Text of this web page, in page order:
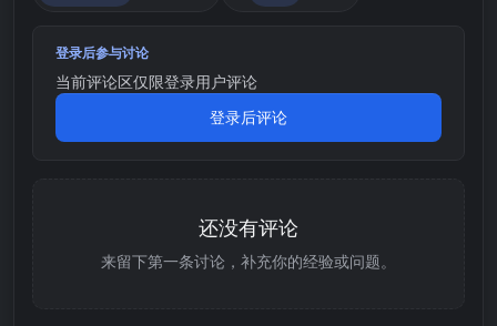
登录后参与讨论
当前评论区仅限登录用户评论
登录后评论
还没有评论
来留下第一条讨论，补充你的经验或问题。